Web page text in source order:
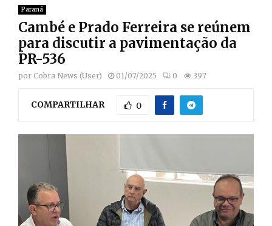
M
A
R
Paraná
Cambé e Prado Ferreira se reúnem
para discutir a pavimentação da
PR-536
por Cobra News (User) 01/07/2025 0 397
COMPARTILHAR 0